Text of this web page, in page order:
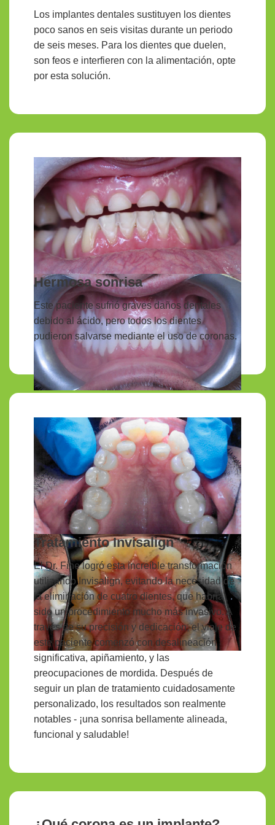
Los implantes dentales sustituyen los dientes
poco sanos en seis visitas durante un periodo
de seis meses. Para los dientes que duelen,
son feos e interfieren con la alimentación, opte
por esta solución.
Hermosa sonrisa
Este paciente sufrió graves daños dentales
debido al ácido, pero todos los dientes
pudieron salvarse mediante el uso de coronas.
Tratamiento Invisalign
El Dr. Fine logró esta increíble transformación
utilizando Invisalign, evitando la necesidad de
la eliminación de cuatro dientes, que habría
sido un procedimiento mucho más invasivo. A
través de su precisión y dedicación, el viaje de
este paciente comenzó con desalineación
significativa, apiñamiento, y las
preocupaciones de mordida. Después de
seguir un plan de tratamiento cuidadosamente
personalizado, los resultados son realmente
notables - ¡una sonrisa bellamente alineada,
funcional y saludable!